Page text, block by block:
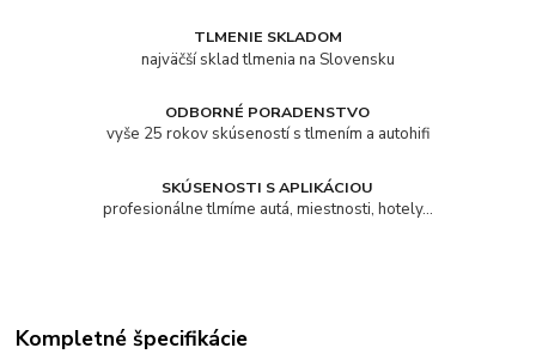
TLMENIE SKLADOM
najväčší sklad tlmenia na Slovensku
ODBORNÉ PORADENSTVO
vyše 25 rokov skúseností s tlmením a autohifi
SKÚSENOSTI S APLIKÁCIOU
profesionálne tlmíme autá, miestnosti, hotely...
Kompletné špecifikácie